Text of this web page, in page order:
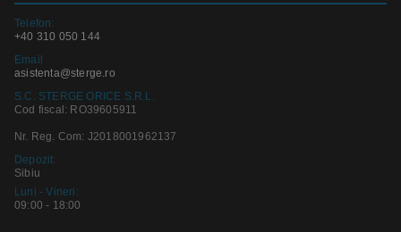
Telefon:
+40 310 050 144
Email
asistenta@sterge.ro
S.C. STERGE ORICE S.R.L.
Cod fiscal: RO39605911
Nr. Reg. Com: J2018001962137
Depozit:
Sibiu
Luni - Vineri:
09:00 - 18:00